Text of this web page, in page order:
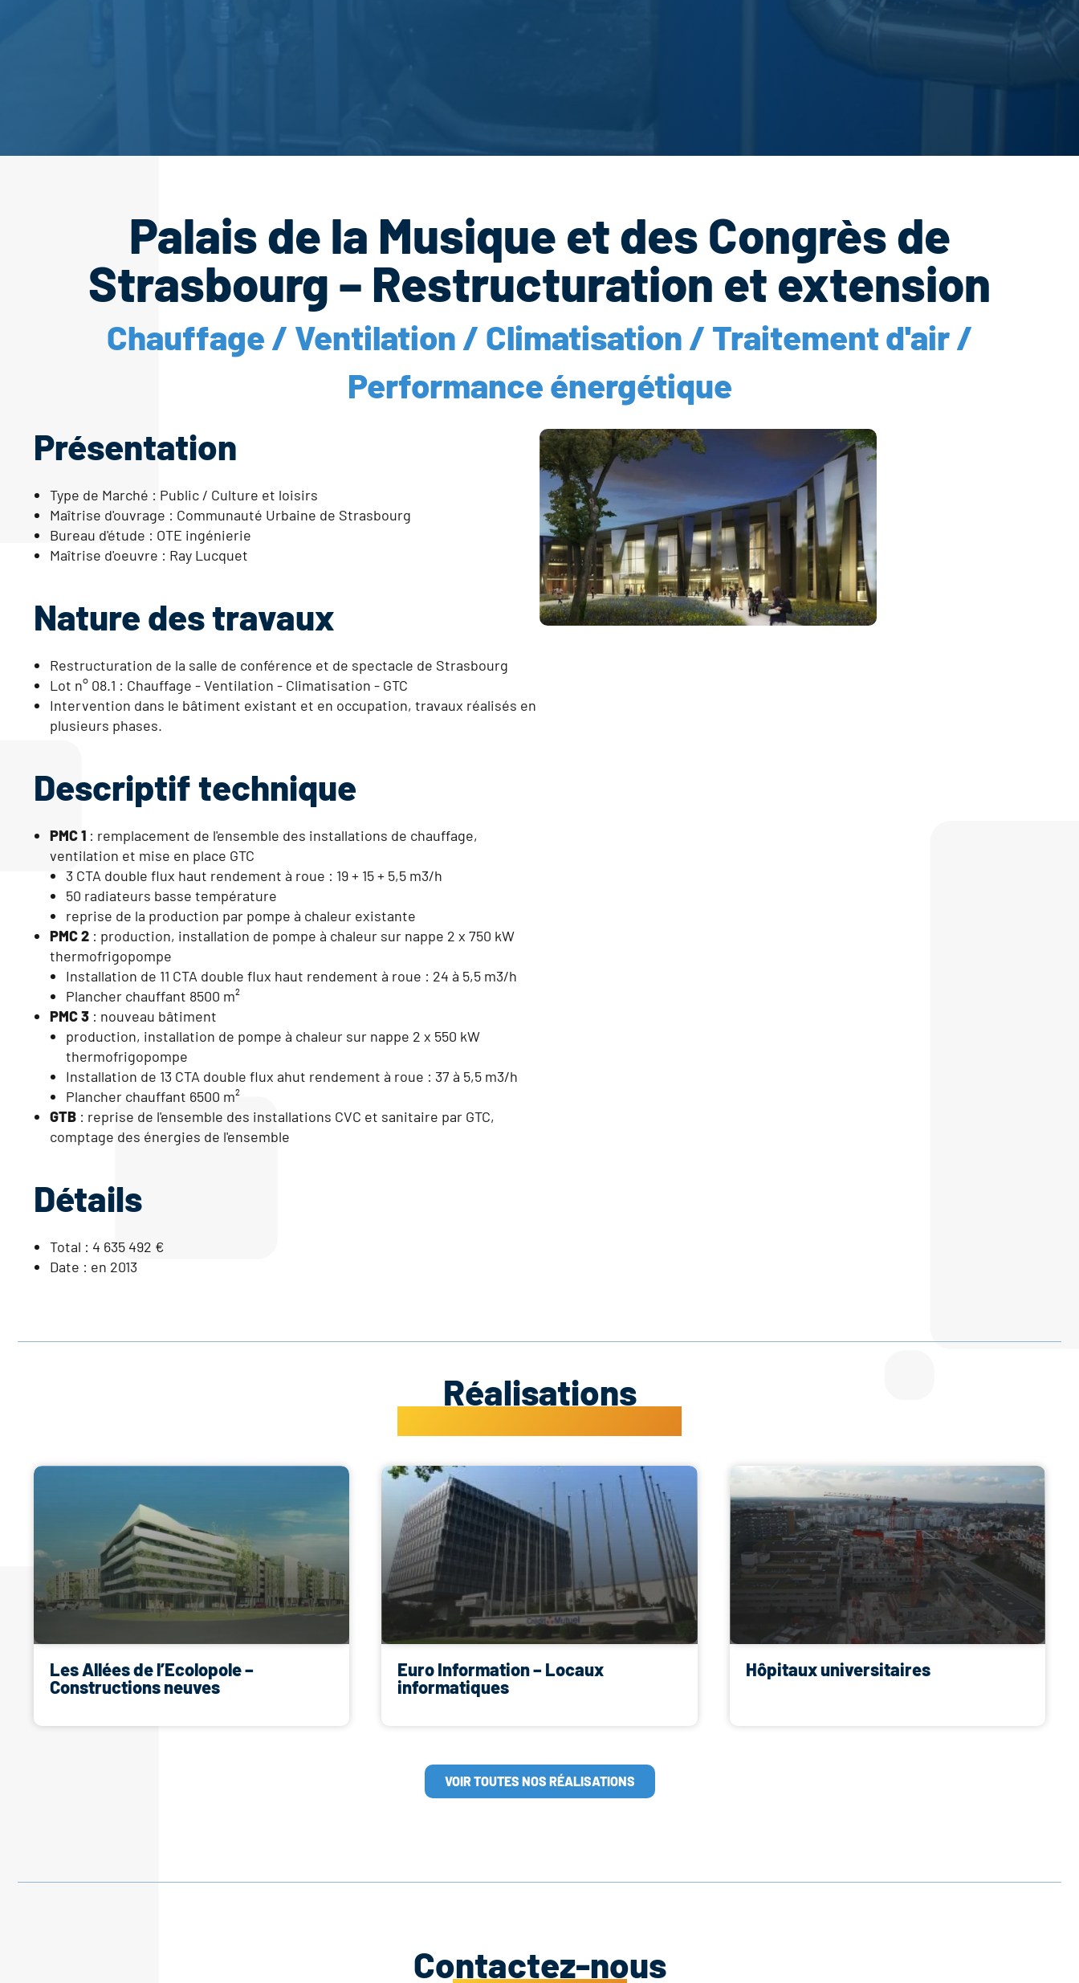
Palais de la Musique et des Congrès de
Strasbourg – Restructuration et extension
Chauffage / Ventilation / Climatisation / Traitement d'air /
Performance énergétique
Présentation
Type de Marché : Public / Culture et loisirs
Maîtrise d'ouvrage : Communauté Urbaine de Strasbourg
Bureau d'étude : OTE ingénierie
Maîtrise d'oeuvre : Ray Lucquet
Nature des travaux
Restructuration de la salle de conférence et de spectacle de Strasbourg
Lot n° 08.1 : Chauffage - Ventilation - Climatisation - GTC
Intervention dans le bâtiment existant et en occupation, travaux réalisés en
plusieurs phases.
Descriptif technique
PMC 1 : remplacement de l'ensemble des installations de chauffage,
ventilation et mise en place GTC
3 CTA double flux haut rendement à roue : 19 + 15 + 5,5 m3/h
50 radiateurs basse température
reprise de la production par pompe à chaleur existante
PMC 2 : production, installation de pompe à chaleur sur nappe 2 x 750 kW
thermofrigopompe
Installation de 11 CTA double flux haut rendement à roue : 24 à 5,5 m3/h
Plancher chauffant 8500 m²
PMC 3 : nouveau bâtiment
production, installation de pompe à chaleur sur nappe 2 x 550 kW
thermofrigopompe
Installation de 13 CTA double flux ahut rendement à roue : 37 à 5,5 m3/h
Plancher chauffant 6500 m²
GTB : reprise de l'ensemble des installations CVC et sanitaire par GTC,
comptage des énergies de l'ensemble
Détails
Total : 4 635 492 €
Date : en 2013
Réalisations
Les Allées de l’Ecolopole –
Constructions neuves
Euro Information – Locaux
informatiques
Hôpitaux universitaires
VOIR TOUTES NOS RÉALISATIONS
Contactez-nous